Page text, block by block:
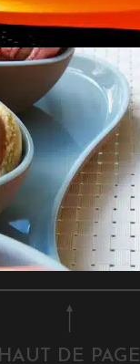
HAUT DE PAGE